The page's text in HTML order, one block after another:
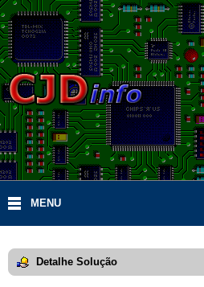
MENU
Detalhe Solução